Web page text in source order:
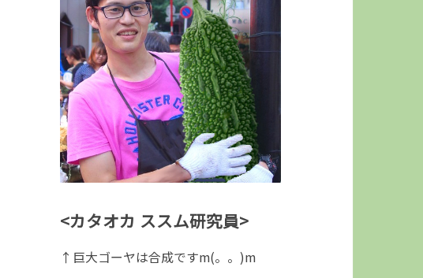
<カタオカ ススム研究員>
↑巨大ゴーヤは合成ですm(。。)m